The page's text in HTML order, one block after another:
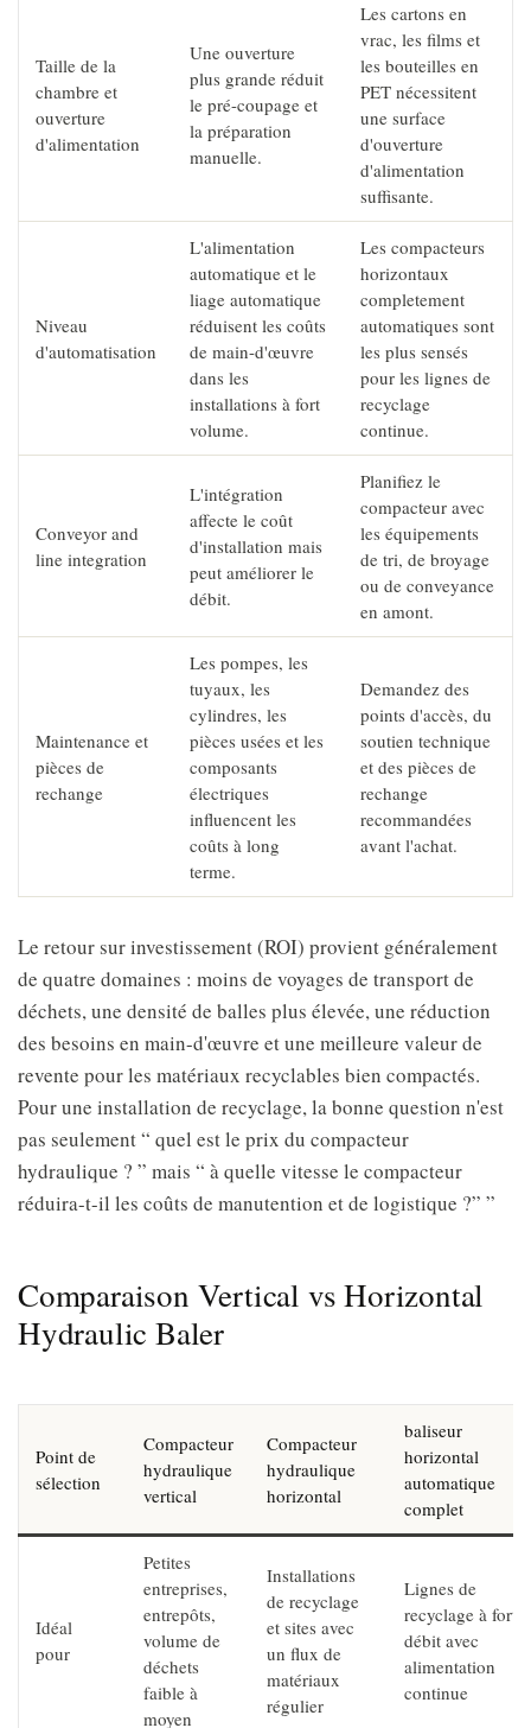
Taille de la
chambre et
ouverture
d'alimentation
Une ouverture
plus grande réduit
le pré-coupage et
la préparation
manuelle.
Les cartons en
vrac, les films et
les bouteilles en
PET nécessitent
une surface
d'ouverture
d'alimentation
suffisante.
Niveau
d'automatisation
L'alimentation
automatique et le
liage automatique
réduisent les coûts
de main-d'œuvre
dans les
installations à fort
volume.
Les compacteurs
horizontaux
completement
automatiques sont
les plus sensés
pour les lignes de
recyclage
continue.
Conveyor and
line integration
L'intégration
affecte le coût
d'installation mais
peut améliorer le
débit.
Planifiez le
compacteur avec
les équipements
de tri, de broyage
ou de conveyance
en amont.
Maintenance et
pièces de
rechange
Les pompes, les
tuyaux, les
cylindres, les
pièces usées et les
composants
électriques
influencent les
coûts à long
terme.
Demandez des
points d'accès, du
soutien technique
et des pièces de
rechange
recommandées
avant l'achat.
Le retour sur investissement (ROI) provient généralement
de quatre domaines : moins de voyages de transport de
déchets, une densité de balles plus élevée, une réduction
des besoins en main-d'œuvre et une meilleure valeur de
revente pour les matériaux recyclables bien compactés.
Pour une installation de recyclage, la bonne question n'est
pas seulement “ quel est le prix du compacteur
hydraulique ? ” mais “ à quelle vitesse le compacteur
réduira-t-il les coûts de manutention et de logistique ?” ”
Comparaison Vertical vs Horizontal
Hydraulic Baler
Point de
sélection
Compacteur
hydraulique
vertical
Compacteur
hydraulique
horizontal
baliseur
horizontal
automatique
complet
Idéal
pour
Petites
entreprises,
entrepôts,
volume de
déchets
faible à
moyen
Installations
de recyclage
et sites avec
un flux de
matériaux
régulier
Lignes de
recyclage à fort
débit avec
alimentation
continue